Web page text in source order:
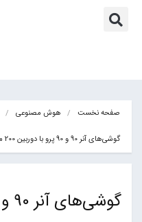
صفحه نخست هوش مصنوعی
گوشی‌های آنر 90 و 90 پرو با دوربین 200 مگاپیکسلی معرفی…